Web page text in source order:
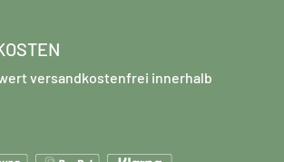
versandkostenfrei innerhalb